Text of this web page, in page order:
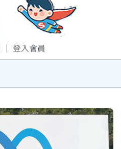
｜ 登入會員